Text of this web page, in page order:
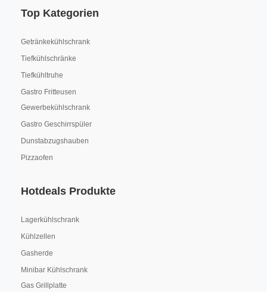
Top Kategorien
Getränkekühlschrank
Tiefkühlschränke
Tiefkühltruhe
Gastro Fritteusen
Gewerbekühlschrank
Gastro Geschirrspüler
Dunstabzugshauben
Pizzaofen
Hotdeals Produkte
Lagerkühlschrank
Kühlzellen
Gasherde
Minibar Kühlschrank
Gas Grillplatte